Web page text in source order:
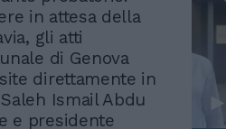
in attesa della
gli atti
di Genova
direttamente in
Ismail Abdu
e presidente